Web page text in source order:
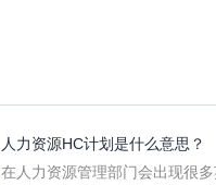
人力资源HC计划是什么意思？
在人力资源管理部门会出现很